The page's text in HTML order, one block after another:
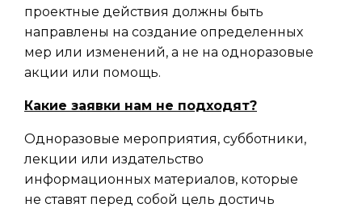
проектные действия должны быть
направлены на создание определенных
мер или изменений, а не на одноразовые
акции или помощь.
Какие заявки нам не подходят?
Одноразовые мероприятия, субботники,
лекции или издательство
информационных материалов, которые
не ставят перед собой цель достичь